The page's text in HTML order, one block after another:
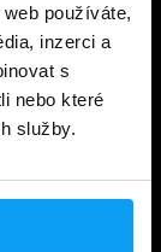
používáte,
inzerci a
s
nebo které
služby.